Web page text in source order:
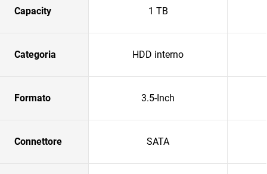
Capacity 1 TB
Categoria HDD interno
Formato 3.5-Inch
Connettore SATA